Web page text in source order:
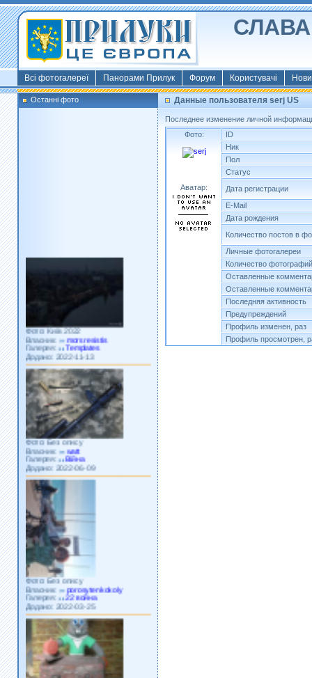
СЛАВА
Всі фотогалереї Панорами Прилук Форум Користувачі
Останні фото
Фото: Київ 2022
Власник:
morsresistis
Галерея:
Templates
Додано: 2022-11-13
Фото: Без опису
Власник:
watt
Галерея:
Війна
Додано: 2022-06-09
Фото: Без опису
Власник:
porosytenkokoly
Галерея:
22 война
Додано: 2022-03-25
Данные пользователя serj US
Последнее изменение личной
Фото:
Аватар:
ID
Ник
Пол
Статус
Дата регистрации
E-Mail
Дата рождения
Количество постов в
Личные фотогалереи
Количество фотографий
Оставленные
Оставленные
Последняя активность
Предупреждений
Профиль изменен, раз
Профиль просмотрен,